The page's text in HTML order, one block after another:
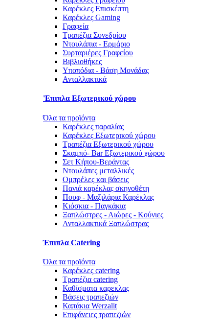
Καρέκλες Επισκέπτη
Καρέκλες Gaming
Γραφεία
Τραπέζια Συνεδρίου
Ντουλάπια - Ερμάριο
Συρταριέρες Γραφείου
Βιβλιοθήκες
Υποπόδια - Βάση Μονάδας
Ανταλλακτικά
'Επιπλα Εξωτερικού χώρου
Όλα τα προϊόντα
Καρέκλες παραλίας
Καρέκλες Εξωτερικού χώρου
Τραπέζια Εξωτερικού χώρου
Σκαμπό- Bar Εξωτερικού χώρου
Σετ Κήπου-Βεράντας
Ντουλάπες μεταλλικές
Ομπρέλες και βάσεις
Πανιά καρέκλας σκηνοθέτη
Πουφ - Μαξιλάρια Καρέκλας
Κιόσκια - Παγκάκια
Ξαπλώστρες - Αιώρες - Κούνιες
Ανταλλακτικά Ξαπλώστρας
Έπιπλα Catering
Όλα τα προϊόντα
Καρέκλες catering
Τραπέζια catering
Καθίσματα καρεκλας
Βάσεις τραπεζιών
Καπάκια Werzalit
Επιφάνειες τραπεζιών